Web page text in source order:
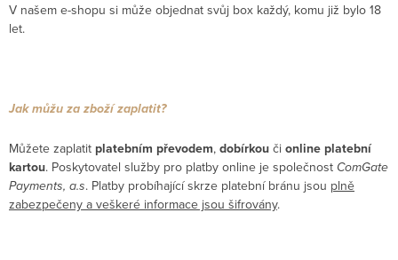
V našem e-shopu si může objednat svůj box každý, komu již bylo 18
let.
Jak můžu za zboží zaplatit?
Můžete zaplatit platebním převodem, dobírkou či online platební
kartou. Poskytovatel služby pro platby online je společnost ComGate
Payments, a.s. Platby probíhající skrze platební bránu jsou plně
zabezpečeny a veškeré informace jsou šifrovány.